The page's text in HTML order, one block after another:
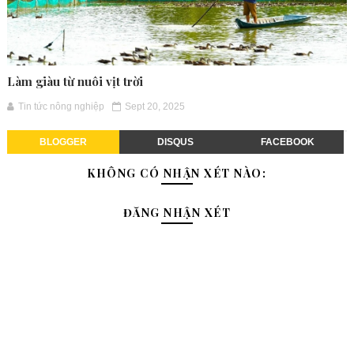
Làm giàu từ nuôi vịt trời
Tin tức nông nghiệp Sept 20, 2025
BLOGGER DISQUS FACEBOOK
KHÔNG CÓ NHẬN XÉT NÀO:
ĐĂNG NHẬN XÉT